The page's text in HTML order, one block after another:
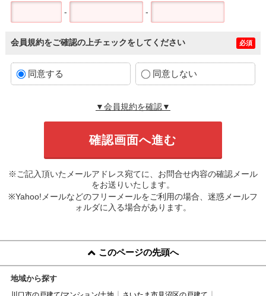
- -
会員規約をご確認の上チェックをしてください 必須
同意する 同意しない
▼会員規約を確認▼
※ご記入頂いたメールアドレス宛てに、お問合せ内容の確認メール
をお送りいたします。
※Yahoo!メールなどのフリーメールをご利用の場合、迷惑メールフ
ォルダに入る場合があります。
このページの先頭へ
地域から探す